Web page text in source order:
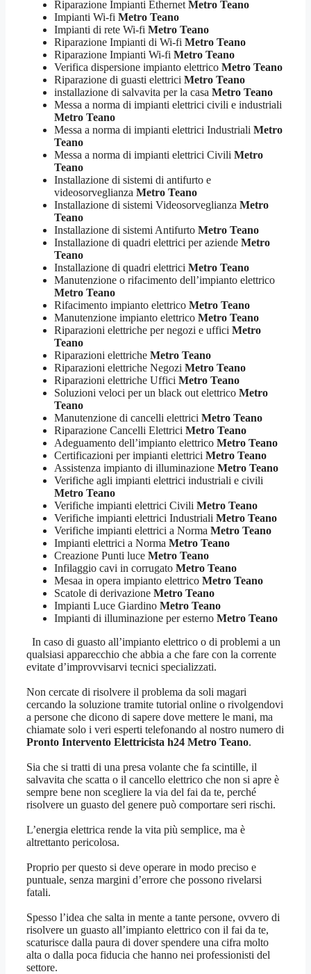
Riparazione Impianti Ethernet Metro Teano
Impianti Wi-fi Metro Teano
Impianti di rete Wi-fi Metro Teano
Riparazione Impianti di Wi-fi Metro Teano
Riparazione Impianti Wi-fi Metro Teano
Verifica dispersione impianto elettrico Metro Teano
Riparazione di guasti elettrici Metro Teano
installazione di salvavita per la casa Metro Teano
Messa a norma di impianti elettrici civili e industriali
Metro Teano
Messa a norma di impianti elettrici Industriali Metro
Teano
Messa a norma di impianti elettrici Civili Metro
Teano
Installazione di sistemi di antifurto e
videosorveglianza Metro Teano
Installazione di sistemi Videosorveglianza Metro
Teano
Installazione di sistemi Antifurto Metro Teano
Installazione di quadri elettrici per aziende Metro
Teano
Installazione di quadri elettrici Metro Teano
Manutenzione o rifacimento dell’impianto elettrico
Metro Teano
Rifacimento impianto elettrico Metro Teano
Manutenzione impianto elettrico Metro Teano
Riparazioni elettriche per negozi e uffici Metro
Teano
Riparazioni elettriche Metro Teano
Riparazioni elettriche Negozi Metro Teano
Riparazioni elettriche Uffici Metro Teano
Soluzioni veloci per un black out elettrico Metro
Teano
Manutenzione di cancelli elettrici Metro Teano
Riparazione Cancelli Elettrici Metro Teano
Adeguamento dell’impianto elettrico Metro Teano
Certificazioni per impianti elettrici Metro Teano
Assistenza impianto di illuminazione Metro Teano
Verifiche agli impianti elettrici industriali e civili
Metro Teano
Verifiche impianti elettrici Civili Metro Teano
Verifiche impianti elettrici Industriali Metro Teano
Verifiche impianti elettrici a Norma Metro Teano
Impianti elettrici a Norma Metro Teano
Creazione Punti luce Metro Teano
Infilaggio cavi in corrugato Metro Teano
Mesaa in opera impianto elettrico Metro Teano
Scatole di derivazione Metro Teano
Impianti Luce Giardino Metro Teano
Impianti di illuminazione per esterno Metro Teano
In caso di guasto all’impianto elettrico o di problemi a un
qualsiasi apparecchio che abbia a che fare con la corrente
evitate d’improvvisarvi tecnici specializzati.
Non cercate di risolvere il problema da soli magari
cercando la soluzione tramite tutorial online o rivolgendovi
a persone che dicono di sapere dove mettere le mani, ma
chiamate solo i veri esperti telefonando al nostro numero di
Pronto Intervento Elettricista h24 Metro Teano.
Sia che si tratti di una presa volante che fa scintille, il
salvavita che scatta o il cancello elettrico che non si apre è
sempre bene non scegliere la via del fai da te, perché
risolvere un guasto del genere può comportare seri rischi.
L’energia elettrica rende la vita più semplice, ma è
altrettanto pericolosa.
Proprio per questo si deve operare in modo preciso e
puntuale, senza margini d’errore che possono rivelarsi
fatali.
Spesso l’idea che salta in mente a tante persone, ovvero di
risolvere un guasto all’impianto elettrico con il fai da te,
scaturisce dalla paura di dover spendere una cifra molto
alta o dalla poca fiducia che hanno nei professionisti del
settore.